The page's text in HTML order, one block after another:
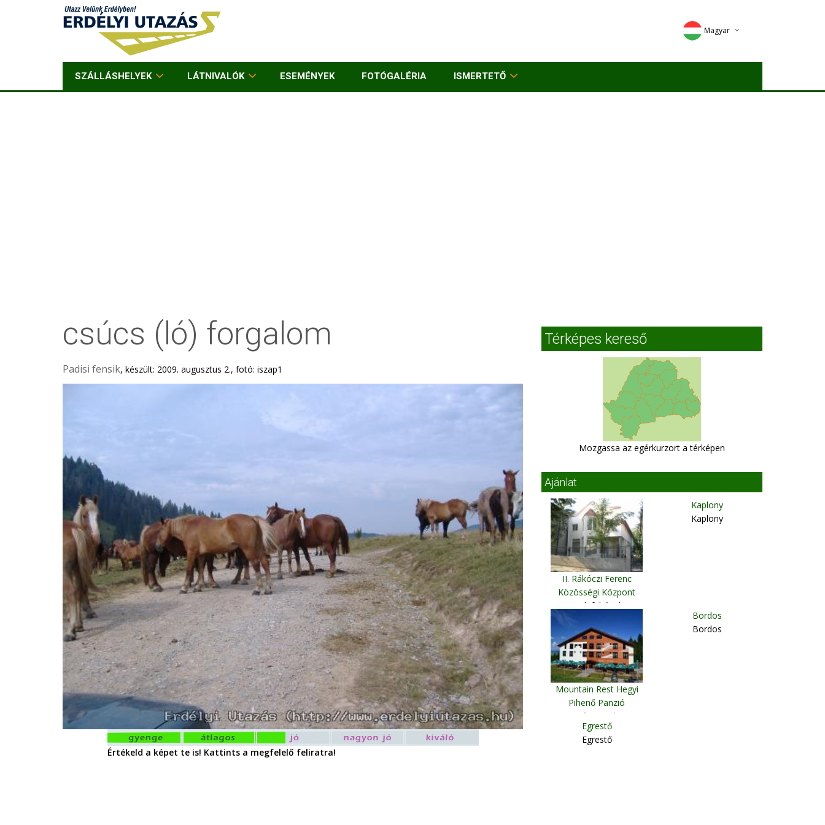
Magyar
Deutsch
SZÁLLÁSHELYEK LÁTNIVALÓK ESEMÉNYEK FOTÓGALÉRIA ISMERTETŐ
csúcs (ló) forgalom
Padisi fensik, készült: 2009. augusztus 2., fotó: iszap1
Értékeld a képet te is! Kattints a megfelelő feliratra!
Térképes kereső
Mozgassa az egérkurzort a térképen
Ajánlat
II. Rákóczi Ferenc
Közösségi Központ
Gyulafehérvár
Kaplony
Kaplony
Mountain Rest Hegyi
Pihenő Panzió
Csíkszereda
Bordos
Bordos
Egrestő
Egrestő